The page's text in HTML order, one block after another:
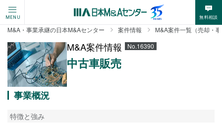
MENU 無料相談
M&A・事業承継の日本M&Aセンター 案件情報 M&A案件一覧（売却・
M&A案件情報 No.16390
中古車販売
事業概況
特徴と強み